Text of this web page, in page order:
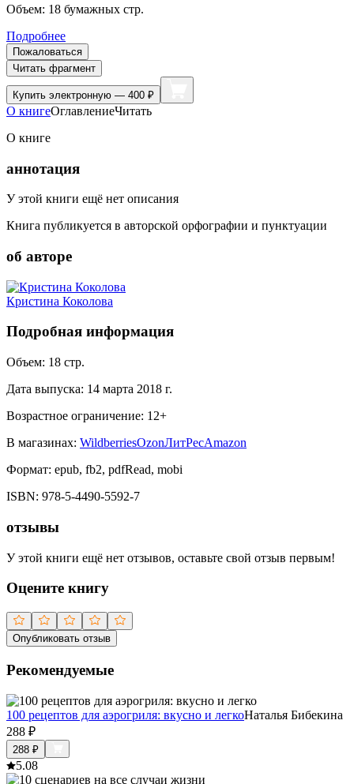
Объем: 18 бумажных стр.
Подробнее
Пожаловаться
Читать фрагмент
Купить электронную — 400 ₽
О книгеОглавлениеЧитать
О книге
аннотация
У этой книги ещё нет описания
Книга публикуется в авторской орфографии и пунктуации
об авторе
Кристина Коколова
Подробная информация
Объем: 18 стр.
Дата выпуска: 14 марта 2018 г.
Возрастное ограничение: 12+
В магазинах: WildberriesOzonЛитРесAmazon
Формат: epub, fb2, pdfRead, mobi
ISBN: 978-5-4490-5592-7
отзывы
У этой книги ещё нет отзывов, оставьте свой отзыв первым!
Оцените книгу
Опубликовать отзыв
Рекомендуемые
100 рецептов для аэрогриля: вкусно и легкоНаталья Бибекина
288 ₽
288 ₽
5.08